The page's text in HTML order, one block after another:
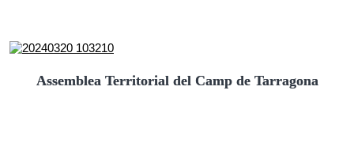
Assemblea Territorial del Camp de Tarragona